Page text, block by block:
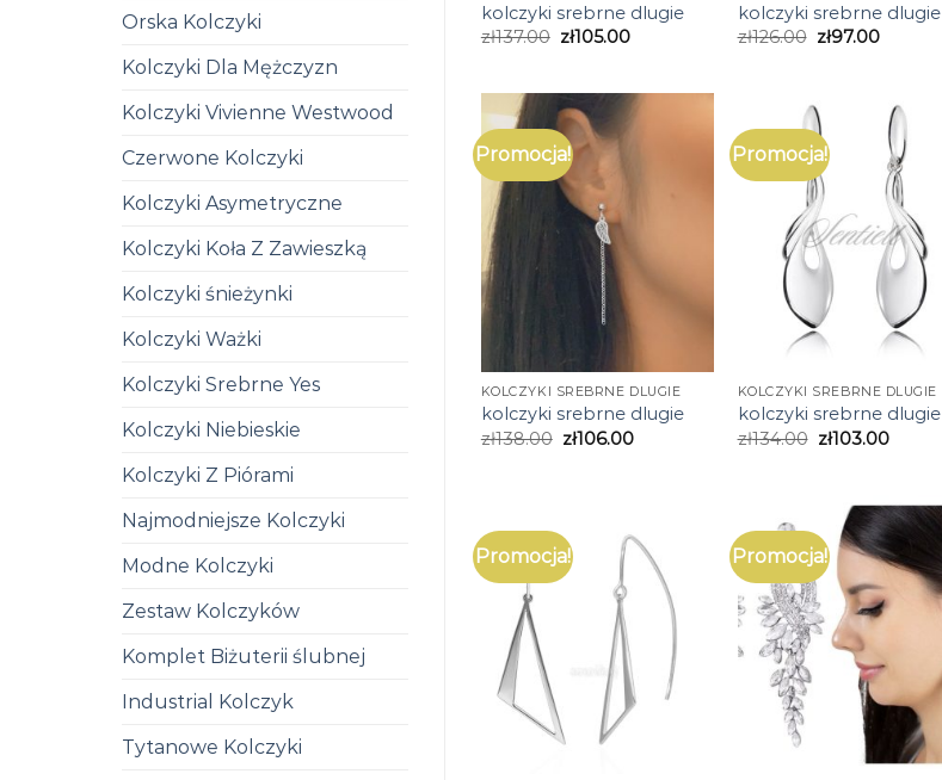
Orska Kolczyki
Kolczyki Dla Mężczyzn
Kolczyki Vivienne Westwood
Czerwone Kolczyki
Kolczyki Asymetryczne
Kolczyki Koła Z Zawieszką
Kolczyki śnieżynki
Kolczyki Ważki
Kolczyki Srebrne Yes
Kolczyki Niebieskie
Kolczyki Z Piórami
Najmodniejsze Kolczyki
Modne Kolczyki
Zestaw Kolczyków
Komplet Biżuterii ślubnej
Industrial Kolczyk
Tytanowe Kolczyki
kolczyki srebrne dlugie
zł137.00 zł105.00
kolczyki srebrne dlugie
zł126.00 zł97.00
Promocja!
KOLCZYKI SREBRNE DLUGIE
kolczyki srebrne dlugie
zł138.00 zł106.00
Promocja!
KOLCZYKI SREBRNE DLUGIE
kolczyki srebrne dlugie
zł134.00 zł103.00
Promocja! Promocja!